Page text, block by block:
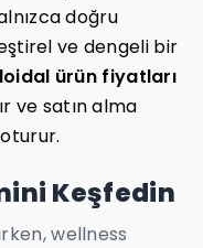
doğru
ve dengeli bir
ürün fiyatları
ve satın alma
Keşfedin
wellness